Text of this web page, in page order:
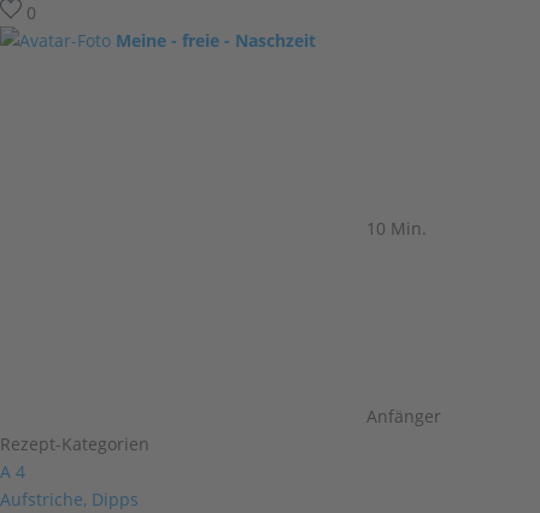
0
Meine - freie - Naschzeit
10 Min.
Anfänger
Rezept-Kategorien
A 4
Aufstriche, Dipps